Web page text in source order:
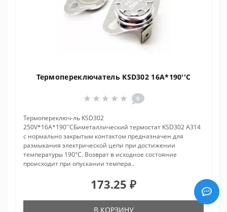
Термопереключатель KSD302 16A*190''C
0
Термопереключ-ль KSD302
250V*16A*190''CБиметаллический термостат KSD302 A314
с нормально закрытым контактом предназначен для
размыкания электрической цепи при достижении
температуры 190°С. Возврат в исходное состояние
происходит при опускании темпера..
173.25 ₽
В КОРЗИНУ